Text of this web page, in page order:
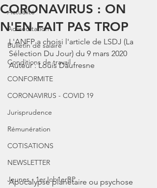
Actualité
Accréditation
Bulletin de salaire
Conditions de travail
CONFORMITE
CORONAVIRUS - COVID 19
Jurisprudence
Rémunération
COTISATIONS
NEWSLETTER
Jeunes - 1erJob1erBP
CORONAVIRUS : ON
N'EN FAIT PAS TROP
L'ANFP a choisi l'article de LSDJ (La
Sélection Du Jour) du 9 mars 2020
Auteur : Louis Daufresne
Apocalypse planétaire ou psychose